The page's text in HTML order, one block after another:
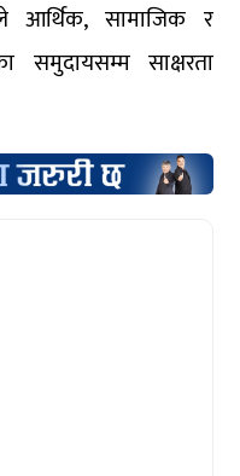
आर्थिक, सामाजिक र
साक्षरता